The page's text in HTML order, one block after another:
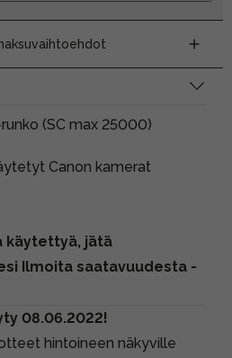
(SC max 25000)
Canon kamerat
käytettyä, jätä
Ilmoita saatavuudesta -
08.06.2022!
hintoineen näkyville